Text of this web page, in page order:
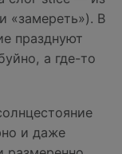
«замереть»). В
празднуют
а где-то
и даже